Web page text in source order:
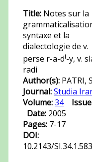
Title: Notes sur la
syntaxe et la
dialectologie de v.
perse r-a-di-y, v.
radi
Author(s): PATRI,
Journal:Studia
Volume:34
Date: 2005
Pages: 7-17
DOI:
10.2143/